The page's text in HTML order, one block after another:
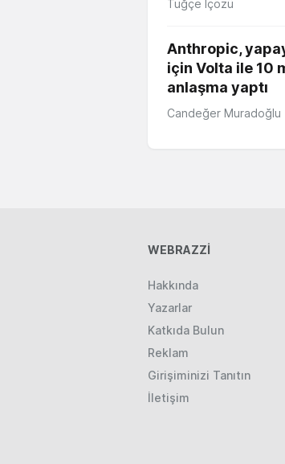
Tuğçe İçözü
Anthropic,
için Volta ile 10
anlaşma yaptı
Candeğer Muradoğlu
WEBRAZZİ
Hakkında
Yazarlar
Katkıda Bulun
Reklam
Girişiminizi Tanıtın
İletişim